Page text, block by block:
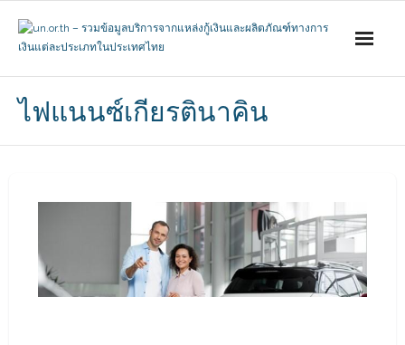
content
ไฟแนนซ์เกียรตินาคิน